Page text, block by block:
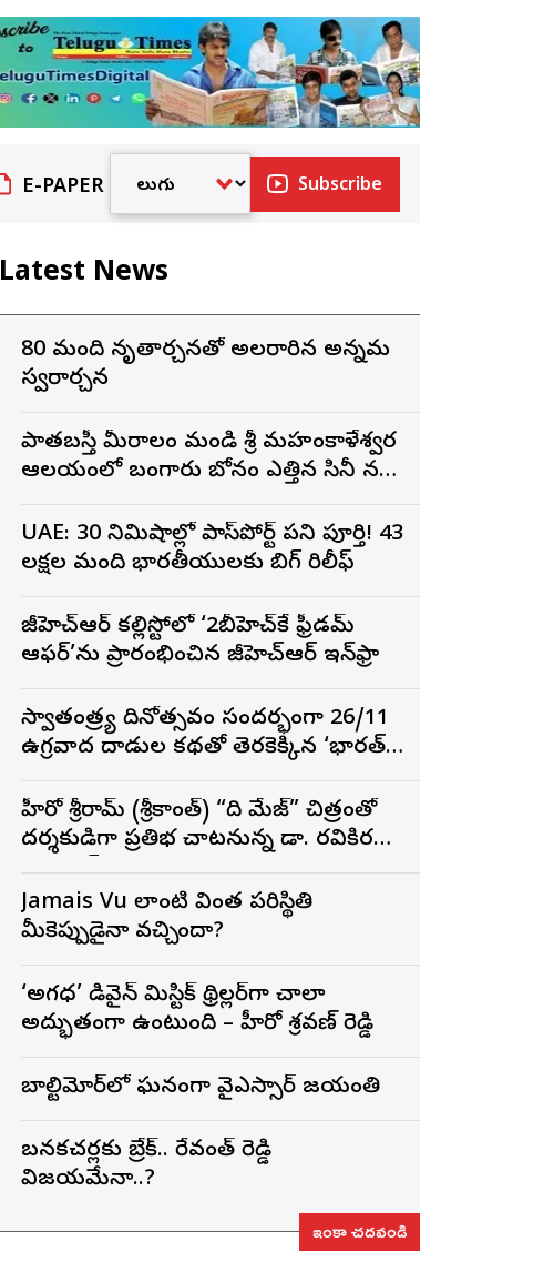
E-PAPER Subscribe
Latest News
80 మంది నృత్యార్చనతో అలరారిన అన్నమ
స్వరార్చన
పాతబస్తీ మీరాలం మండి శ్రీ మహంకాళేశ్వర
ఆలయంలో బంగారు బోనం ఎత్తిన సినీ నటి,
UAE: 30 నిమిషాల్లో పాస్‌పోర్ట్ పని పూర్తి! 43
లక్షల మంది భారతీయులకు బిగ్ రిలీఫ్
జీహెచ్ఆర్ కల్లిస్టోలో ‘2బీహెచ్‌కే ఫ్రీడమ్
ఆఫర్’ను ప్రారంభించిన జీహెచ్ఆర్ ఇన్‌ఫ్రా
స్వాతంత్ర్య దినోత్సవం సందర్భంగా 26/11
ఉగ్రవాద దాడుల కథతో తెరకెక్కిన ‘భారత్
హీరో శ్రీరామ్ (శ్రీకాంత్) “ది మేజ్” చిత్రంతో
దర్శకుడిగా ప్రతిభ చాటనున్న డా. రవికిరణ్
Jamais Vu లాంటి వింత పరిస్థితి
మీకెప్పుడైనా వచ్చిందా?
‘అగధ’ డివైన్ మిస్టిక్ థ్రిల్లర్‌గా చాలా
అద్భుతంగా ఉంటుంది – హీరో శ్రవణ్ రెడ్డి
బాల్టిమోర్‌లో ఘనంగా వైఎస్సార్‌ జయంతి
బనకచర్లకు బ్రేక్.. రేవంత్ రెడ్డి
విజయమేనా..?
ఇంకా చదవండి